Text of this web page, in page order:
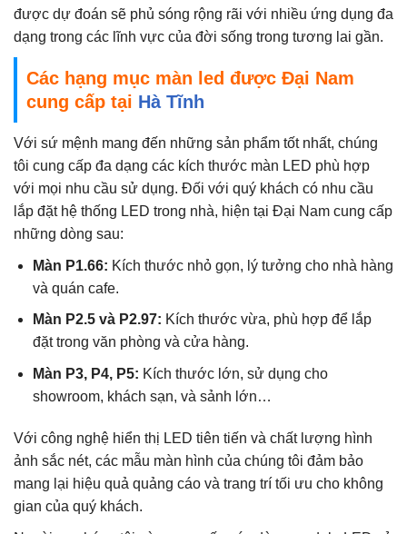
được dự đoán sẽ phủ sóng rộng rãi với nhiều ứng dụng đa
dạng trong các lĩnh vực của đời sống trong tương lai gần.
Các hạng mục màn led được Đại Nam
cung cấp tại Hà Tĩnh
Với sứ mệnh mang đến những sản phẩm tốt nhất, chúng
tôi cung cấp đa dạng các kích thước màn LED phù hợp
với mọi nhu cầu sử dụng. Đối với quý khách có nhu cầu
lắp đặt hệ thống LED trong nhà, hiện tại Đại Nam cung cấp
những dòng sau:
Màn P1.66: Kích thước nhỏ gọn, lý tưởng cho nhà hàng
và quán cafe.
Màn P2.5 và P2.97: Kích thước vừa, phù hợp để lắp
đặt trong văn phòng và cửa hàng.
Màn P3, P4, P5: Kích thước lớn, sử dụng cho
showroom, khách sạn, và sảnh lớn…
Với công nghệ hiển thị LED tiên tiến và chất lượng hình
ảnh sắc nét, các mẫu màn hình của chúng tôi đảm bảo
mang lại hiệu quả quảng cáo và trang trí tối ưu cho không
gian của quý khách.